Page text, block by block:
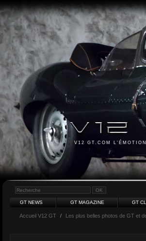
V12 GT.COM
GT NEWS GT MAGAZINE GT
Accueil V12 GT / Les plus belles photos de GT et